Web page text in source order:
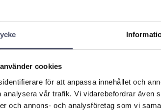
cookies
för att anpassa innehållet och
analysera vår trafik. Vi vidarebefordrar även
och annons- och analysföretag som vi
- SARACEN
Bradley är ett
för
släpvagnskop
plingar.
Saracen Gullwing är ett
husvagns-/släpvagnskop
plingar.